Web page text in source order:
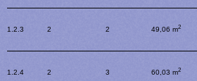
1.2.3 2 2 49,06 m2
1.2.4 2 3 60,03 m2